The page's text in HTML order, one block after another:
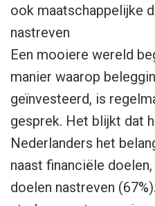
ook maatschappelijke
nastreven
Een mooiere wereld
manier waarop
geïnvesteerd, is
gesprek. Het blijkt dat
Nederlanders het
naast financiële
doelen nastreven